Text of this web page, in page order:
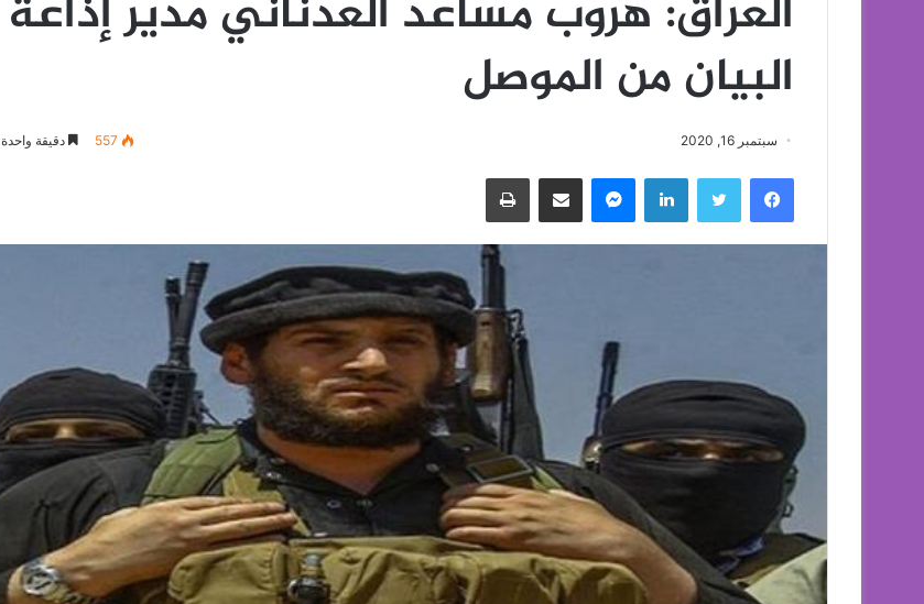
العراق: هروب مساعد العدناني مدير إذاعة
البيان من الموصل
سبتمبر 16, 2020 557 دقيقة واحدة
فيسبوك تويتر لينكدإن ماسنجر مشاركة عبر البريد طباعة